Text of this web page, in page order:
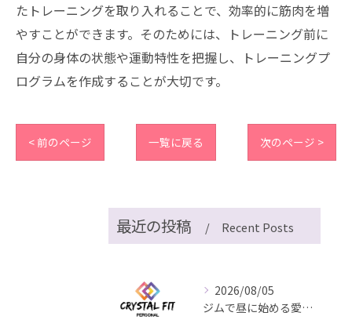
たトレーニングを取り入れることで、効率的に筋肉を増
やすことができます。そのためには、トレーニング前に
自分の身体の状態や運動特性を把握し、トレーニングプ
ログラムを作成することが大切です。
< 前のページ 一覧に戻る 次のページ >
最近の投稿 Recent Posts
2026/08/05
ジムで昼に始める愛知県名古屋市中区丸の内の快適習慣と通いやすさ徹底比較